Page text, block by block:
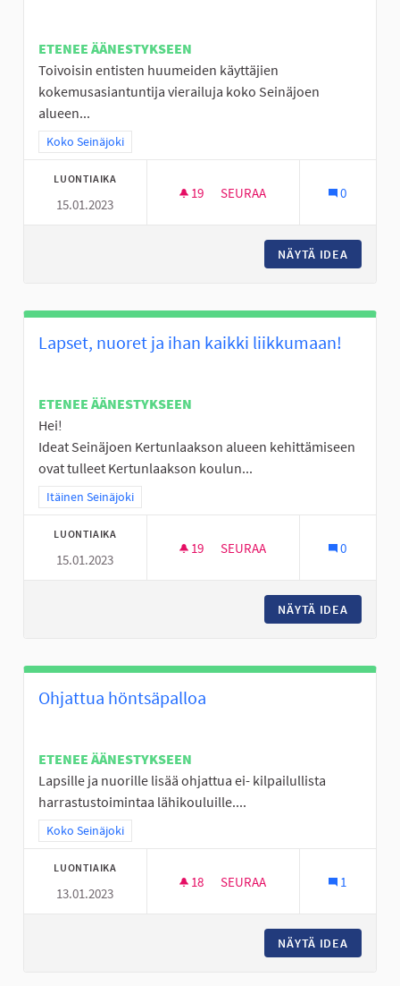
ETENEE ÄÄNESTYKSEEN
Toivoisin entisten huumeiden käyttäjien
kokemusasiantuntija vierailuja koko Seinäjoen
alueen...
Rajaa tulokset teeman mukaan: Koko Seinäjoki
Koko Seinäjoki
LUONTIAIKA
15.01.2023
19 19 SEURAAJAA
SEURAA 0
NÄYTÄ IDEA
Lapset, nuoret ja ihan kaikki liikkumaan!
ETENEE ÄÄNESTYKSEEN
Hei!
Ideat Seinäjoen Kertunlaakson alueen kehittämiseen
ovat tulleet Kertunlaakson koulun...
Rajaa tulokset teeman mukaan: Itäinen Seinäjoki
Itäinen Seinäjoki
LUONTIAIKA
15.01.2023
19 19 SEURAAJAA
SEURAA 0
NÄYTÄ IDEA
Ohjattua höntsäpalloa
ETENEE ÄÄNESTYKSEEN
Lapsille ja nuorille lisää ohjattua ei- kilpailullista
harrastustoimintaa lähikouluille....
Rajaa tulokset teeman mukaan: Koko Seinäjoki
Koko Seinäjoki
LUONTIAIKA
13.01.2023
18 18 SEURAAJAA
SEURAA 1
NÄYTÄ IDEA